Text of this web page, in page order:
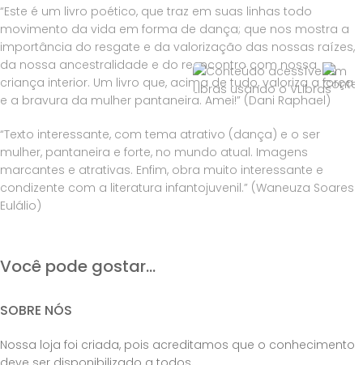
“Este é um livro poético, que traz em suas linhas todo
movimento da vida em forma de dança; que nos mostra a
importância do resgate e da valorização das nossas raízes,
da nossa ancestralidade e do reencontro com nossa
criança interior. Um livro que, acima de tudo, valoriza a força
e a bravura da mulher pantaneira. Amei!” (Dani Raphael)
“Texto interessante, com tema atrativo (dança) e o ser
mulher, pantaneira e forte, no mundo atual. Imagens
marcantes e atrativas. Enfim, obra muito interessante e
condizente com a literatura infantojuvenil.” (Waneuza Soares
Eulálio)
Você pode gostar...
SOBRE NÓS
Nossa loja foi criada, pois acreditamos que o conhecimento